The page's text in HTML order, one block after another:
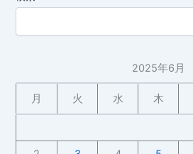
2025年6月
月 火 水 木